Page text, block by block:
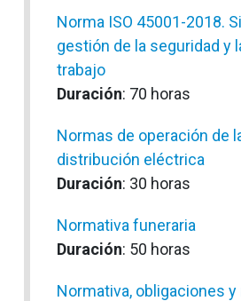
Norma ISO 45001-2018.
gestión de la seguridad y
trabajo
Duración: 70 horas
Normas de operación de
distribución eléctrica
Duración: 30 horas
Normativa funeraria
Duración: 50 horas
Normativa, obligaciones